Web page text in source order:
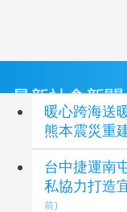
最新社會新聞
暖心跨海送
熊本震災重
台中捷運南
私協力打造
前)